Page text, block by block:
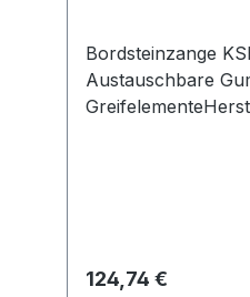
Bordsteinzange
Austauschbare
Regulärer Preis:
124,74 €